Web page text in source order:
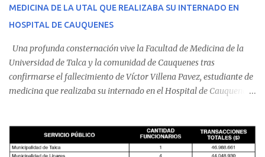
MEDICINA DE LA UTAL QUE REALIZABA SU INTERNADO EN
HOSPITAL DE CAUQUENES
Una profunda consternación vive la Facultad de Medicina de la
Universidad de Talca y la comunidad de Cauquenes tras
confirmarse el fallecimiento de Víctor Villena Pavez, estudiante de
medicina que realizaba su internado en el Hospital de Cauquenes.
malestares físicos. Dada la complejidad de su estado de salud, el
equipo médico determinó su traslado de urgencia al Hospital